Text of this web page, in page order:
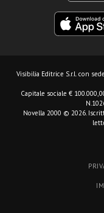
Visibilia Editrice S.r.l. con
Capitale sociale €
Novella 2000 © 2026.